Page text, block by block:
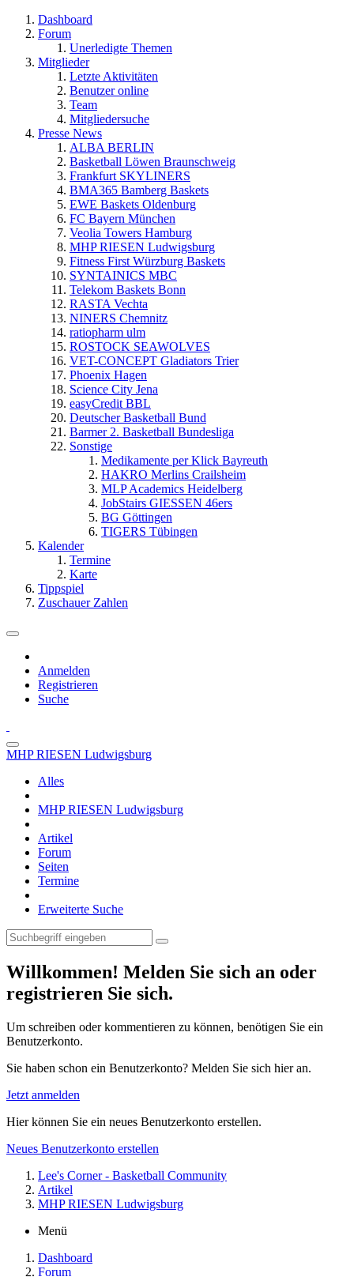
Dashboard
Forum
Unerledigte Themen
Mitglieder
Letzte Aktivitäten
Benutzer online
Team
Mitgliedersuche
Presse News
ALBA BERLIN
Basketball Löwen Braunschweig
Frankfurt SKYLINERS
BMA365 Bamberg Baskets
EWE Baskets Oldenburg
FC Bayern München
Veolia Towers Hamburg
MHP RIESEN Ludwigsburg
Fitness First Würzburg Baskets
SYNTAINICS MBC
Telekom Baskets Bonn
RASTA Vechta
NINERS Chemnitz
ratiopharm ulm
ROSTOCK SEAWOLVES
VET-CONCEPT Gladiators Trier
Phoenix Hagen
Science City Jena
easyCredit BBL
Deutscher Basketball Bund
Barmer 2. Basketball Bundesliga
Sonstige
Medikamente per Klick Bayreuth
HAKRO Merlins Crailsheim
MLP Academics Heidelberg
JobStairs GIESSEN 46ers
BG Göttingen
TIGERS Tübingen
Kalender
Termine
Karte
Tippspiel
Zuschauer Zahlen
Anmelden
Registrieren
Suche
MHP RIESEN Ludwigsburg
Alles
MHP RIESEN Ludwigsburg
Artikel
Forum
Seiten
Termine
Erweiterte Suche
Willkommen! Melden Sie sich an oder
registrieren Sie sich.
Um schreiben oder kommentieren zu können, benötigen Sie ein
Benutzerkonto.
Sie haben schon ein Benutzerkonto? Melden Sie sich hier an.
Jetzt anmelden
Hier können Sie ein neues Benutzerkonto erstellen.
Neues Benutzerkonto erstellen
Lee's Corner - Basketball Community
Artikel
MHP RIESEN Ludwigsburg
Menü
Dashboard
Forum